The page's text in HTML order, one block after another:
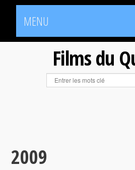
MENU
Films du
2009